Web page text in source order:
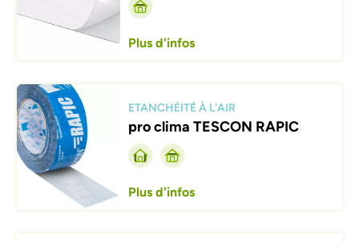
Plus d'infos
Afbeelding
ETANCHÉITÉ À L'AIR
pro clima TESCON RAPIC
Plus d'infos